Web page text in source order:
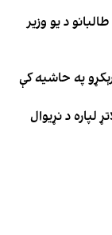
د یو وزیر
په حاشیه کې
لپاره د نړیوال